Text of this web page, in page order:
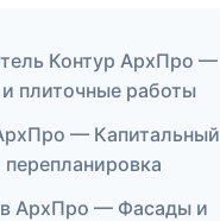
Контур АрхПро —
плиточные работы
— Капитальный
АрхПро — Фасады и